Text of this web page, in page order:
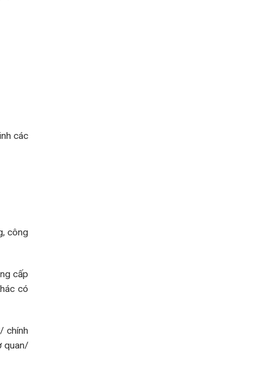
các
công
cấp
có
chính
quan/